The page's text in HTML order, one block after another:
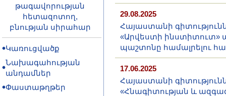
թագավորության
հետազոտող,
բնության սիրահար
Կառուցվածք
Նախագահության
անդամներ
Փաստաթղթեր
29.08.2025
Հայաստանի
«Արվեստի ինստիտուտ»
պաշտոնը համալրելու
17.06.2025
Հայաստանի
«Հնագիտության և